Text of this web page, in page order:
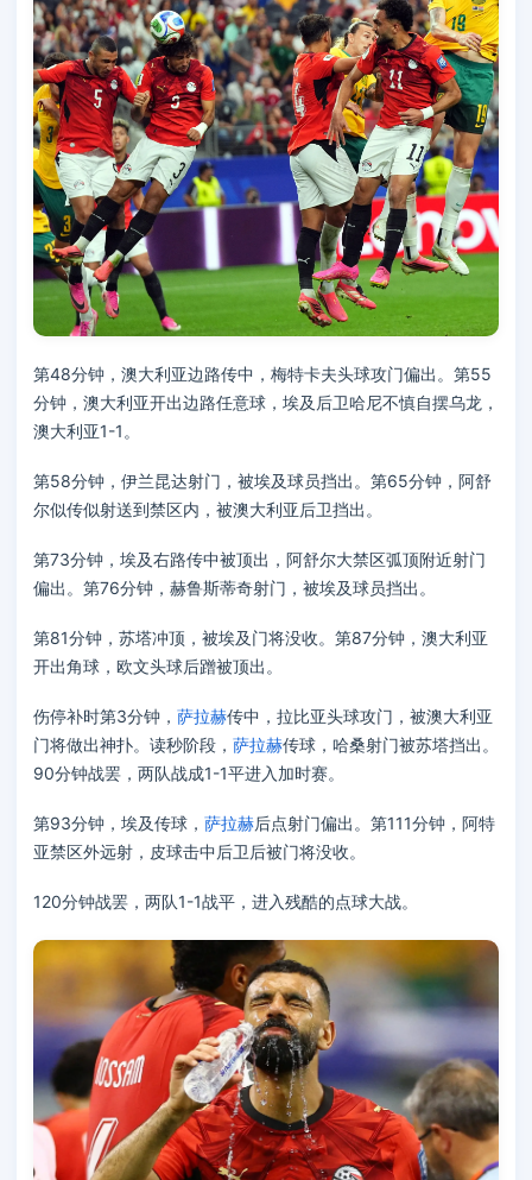
第48分钟，澳大利亚边路传中，梅特卡夫头球攻门偏出。第55
分钟，澳大利亚开出边路任意球，埃及后卫哈尼不慎自摆乌龙，
澳大利亚1-1。
第58分钟，伊兰昆达射门，被埃及球员挡出。第65分钟，阿舒
尔似传似射送到禁区内，被澳大利亚后卫挡出。
第73分钟，埃及右路传中被顶出，阿舒尔大禁区弧顶附近射门
偏出。第76分钟，赫鲁斯蒂奇射门，被埃及球员挡出。
第81分钟，苏塔冲顶，被埃及门将没收。第87分钟，澳大利亚
开出角球，欧文头球后蹭被顶出。
伤停补时第3分钟， 萨拉赫传中，拉比亚头球攻门，被澳大利亚
门将做出神扑。读秒阶段， 萨拉赫传球，哈桑射门被苏塔挡出。
90分钟战罢，两队战成1-1平进入加时赛。
第93分钟，埃及传球， 萨拉赫后点射门偏出。第111分钟，阿特
亚禁区外远射，皮球击中后卫后被门将没收。
120分钟战罢，两队1-1战平，进入残酷的点球大战。